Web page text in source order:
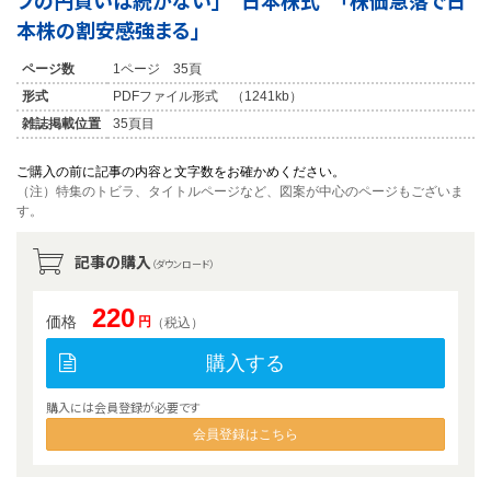
本株の割安感強まる」
ページ数
1ページ 35頁
形式
PDFファイル形式 （1241kb）
雑誌掲載位置
35頁目
ご購入の前に記事の内容と文字数をお確かめください。
（注）特集のトビラ、タイトルページなど、図案が中心のページもございま
す。
記事の購入 （ダウンロード）
価格 220 円 （税込）
購入する
購入には会員登録が必要です
会員登録はこちら